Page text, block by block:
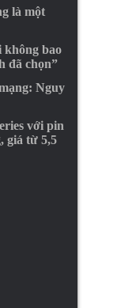
là một
không bao
đã chọn”
Nguy
với pin
giá từ 5,5